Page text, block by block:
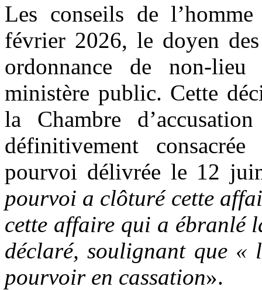
Les conseils de
février 2026, le doyen
ordonnance de non-
ministère public. Cette
la Chambre
définitivement
pourvoi délivrée le 12
pourvoi a clôturé cette
cette affaire qui a ébranlé
déclaré, soulignant que «
pourvoir en cassation».